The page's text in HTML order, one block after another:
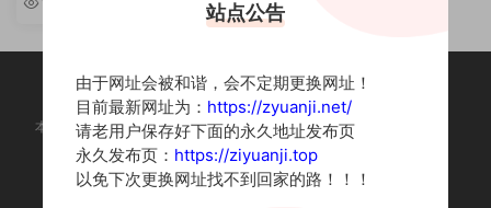
本站为摄影写真图片网站，内容来自网络收集整理，仅作个人学习使用。
如有违法内容请联系删除
Copyright © 2022 资源集
站点公告
由于网址会被和谐，会不定期更换网址！
目前最新网址为： https://zyuanji.net/
请老用户保存好下面的永久地址发布页
永久发布页： https://ziyuanji.top
以免下次更换网址找不到回家的路！！！